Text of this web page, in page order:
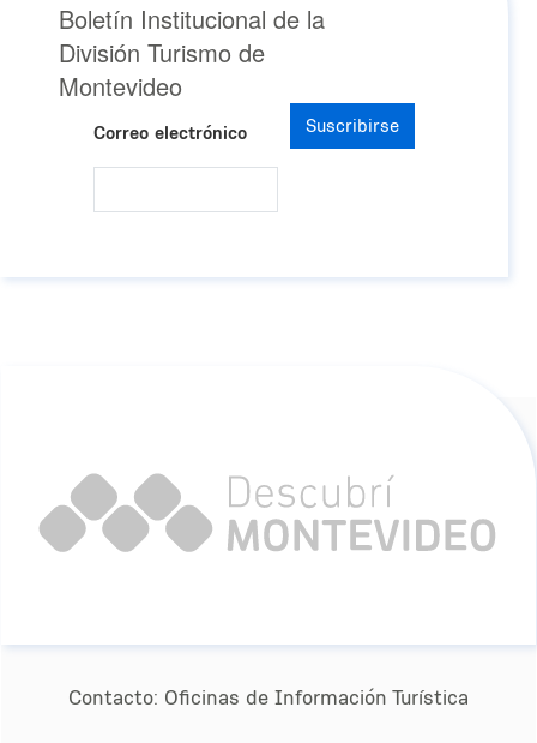
Boletín Institucional de la
División Turismo de
Montevideo
Correo electrónico Suscribirse
Contacto: Oﬁcinas de Información Turística